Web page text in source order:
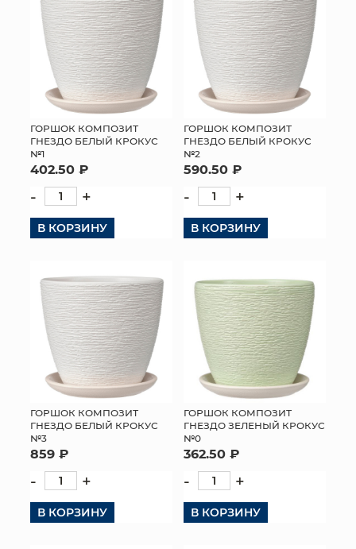
ГОРШОК КОМПОЗИТ
ГНЕЗДО БЕЛЫЙ КРОКУС
№1
402.50 ₽
- +
В КОРЗИНУ
ГОРШОК КОМПОЗИТ
ГНЕЗДО БЕЛЫЙ КРОКУС
№2
590.50 ₽
- +
В КОРЗИНУ
ГОРШОК КОМПОЗИТ
ГНЕЗДО БЕЛЫЙ КРОКУС
№3
859 ₽
- +
В КОРЗИНУ
ГОРШОК КОМПОЗИТ
ГНЕЗДО ЗЕЛЕНЫЙ КРОКУС
№0
362.50 ₽
- +
В КОРЗИНУ